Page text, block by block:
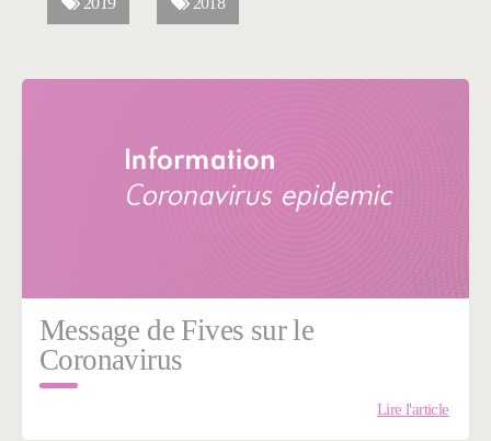
Message de Fives sur le
Coronavirus
Lire l'article